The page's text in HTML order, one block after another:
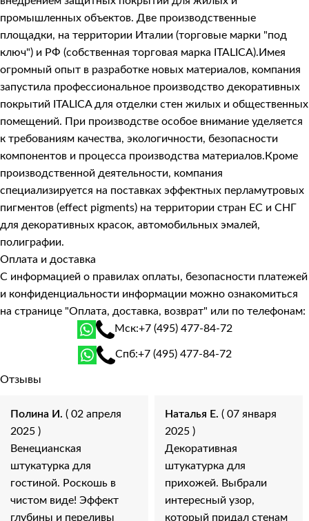
промышленных объектов. Две производственные
площадки, на территории Италии (торговые марки "под
ключ") и РФ (собственная торговая марка ITALICA).Имея
огромный опыт в разработке новых материалов, компания
запустила профессиональное производство декоративных
покрытий ITALICA для отделки стен жилых и общественных
помещений. При производстве особое внимание уделяется
к требованиям качества, экологичности, безопасности
компонентов и процесса производства материалов.Кроме
производственной деятельности, компания
специализируется на поставках эффектных перламутровых
пигментов (effect pigments) на территории стран ЕС и СНГ
для декоративных красок, автомобильных эмалей,
полиграфии.
Оплата и доставка
С информацией о правилах оплаты, безопасности платежей
и конфиденциальности информации можно ознакомиться
на странице "Оплата, доставка, возврат" или по телефонам:
Мск:+7 (495) 477-84-72
Спб:+7 (495) 477-84-72
Отзывы
Полина И. ( 02 апреля
2025 )
Венецианская
штукатурка для
гостиной. Роскошь в
чистом виде! Эффект
глубины и переливы
Наталья Е. ( 07 января
2025 )
Декоративная
штукатурка для
прихожей. Выбрали
интересный узор,
который придал стенам